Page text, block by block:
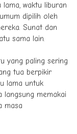
waktu liburan
dipilih oleh
Sunat dan
sama lain.
yang paling sering
tua berpikir
lama untuk
langsung memakai
masa